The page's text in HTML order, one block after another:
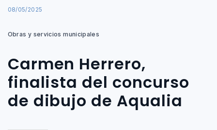
08/05/2025
Obras y servicios municipales
Carmen Herrero,
finalista del concurso
de dibujo de Aqualia